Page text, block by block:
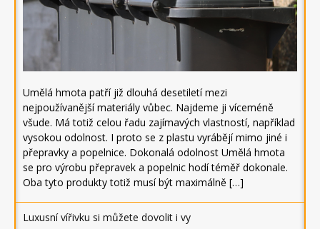
Umělá hmota patří již dlouhá desetiletí mezi
nejpoužívanější materiály vůbec. Najdeme ji víceméně
všude. Má totiž celou řadu zajímavých vlastností, například
vysokou odolnost. I proto se z plastu vyrábějí mimo jiné i
přepravky a popelnice. Dokonalá odolnost Umělá hmota
se pro výrobu přepravek a popelnic hodí téměř dokonale.
Oba tyto produkty totiž musí být maximálně […]
Luxusní vířivku si můžete dovolit i vy